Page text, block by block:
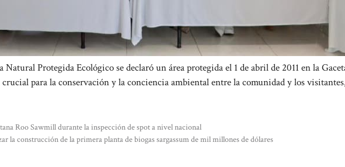
Natural Protegida Ecológico se declaró un área protegida el 1 de abril de 2011 en la
para la conservación y la conciencia ambiental entre la comunidad y los
Roo Sawmill durante la inspección de spot a nivel nacional
la construcción de la primera planta de biogas sargassum de mil millones de dólares